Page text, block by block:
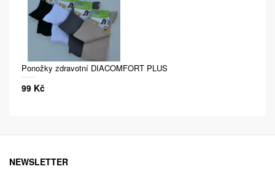
Ponožky zdravotní DIACOMFORT PLUS
99 Kč
NEWSLETTER